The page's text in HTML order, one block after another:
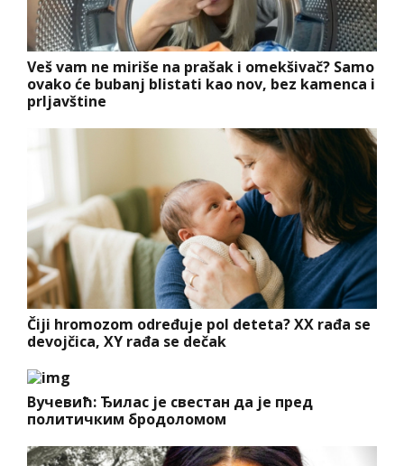
Veš vam ne miriše na prašak i omekšivač? Samo
ovako će bubanj blistati kao nov, bez kamenca i
prljavštine
Čiji hromozom određuje pol deteta? XX rađa se
devojčica, XY rađa se dečak
Вучевић: Ђилас је свестан да је пред
политичким бродоломом